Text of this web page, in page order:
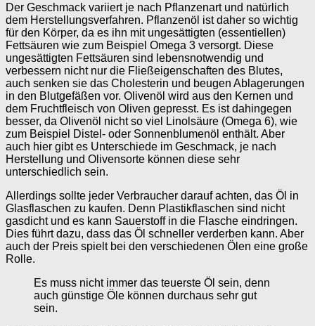
Der Geschmack variiert je nach Pflanzenart und natürlich
dem Herstellungsverfahren. Pflanzenöl ist daher so wichtig
für den Körper, da es ihn mit ungesättigten (essentiellen)
Fettsäuren wie zum Beispiel Omega 3 versorgt. Diese
ungesättigten Fettsäuren sind lebensnotwendig und
verbessern nicht nur die Fließeigenschaften des Blutes,
auch senken sie das Cholesterin und beugen Ablagerungen
in den Blutgefäßen vor. Olivenöl wird aus den Kernen und
dem Fruchtfleisch von Oliven gepresst. Es ist dahingegen
besser, da Olivenöl nicht so viel Linolsäure (Omega 6), wie
zum Beispiel Distel- oder Sonnenblumenöl enthält. Aber
auch hier gibt es Unterschiede im Geschmack, je nach
Herstellung und Olivensorte können diese sehr
unterschiedlich sein.
Allerdings sollte jeder Verbraucher darauf achten, das Öl in
Glasflaschen zu kaufen. Denn Plastikflaschen sind nicht
gasdicht und es kann Sauerstoff in die Flasche eindringen.
Dies führt dazu, dass das Öl schneller verderben kann. Aber
auch der Preis spielt bei den verschiedenen Ölen eine große
Rolle.
Es muss nicht immer das teuerste Öl sein, denn
auch günstige Öle können durchaus sehr gut
sein.